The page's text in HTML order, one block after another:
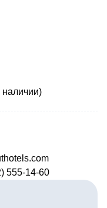
наличии)
555-14-60